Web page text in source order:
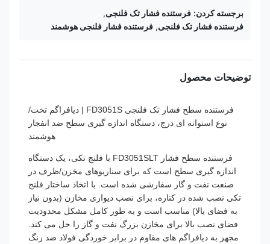
برجسته کردن: فرستنده فشار تک فلنجی,
فرستنده فشار تک فلنجی,فرستنده فشار فلنجی هوشمند
توضیحات محصول
فرستنده سطح فشار تک فلنجی FD3051S | دیافراگم تخت/
نوع استوانه ای درج، دستگاه اندازه گیری سطح ضد انفجار
هوشمند
فرستنده سطح فشار FD3051SLT با فلنج تکی، یک دستگاه
اندازه گیری سطح است که برای سناریوهای مخزن/ظرف در
صنعت نفت و گاز سفارشی شده است. با اتخاذ ساختار فلنج
تکی نصب شده در کناره، برای نصب دیواری مخازن (بدون نیاز
به فضای بالا) مناسب است و به طور کامل مشکل محدودیت
فضای نصب بالا برای مخازن بزرگ نفت و گاز را حل می کند.
مجهز به دیافراگم های مقاوم در برابر خوردگی فولاد ضد زنگ